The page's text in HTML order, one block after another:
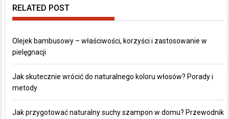
RELATED POST
Olejek bambusowy – właściwości, korzyści i zastosowanie w
pielęgnacji
Jak skutecznie wrócić do naturalnego koloru włosów? Porady i
metody
Jak przygotować naturalny suchy szampon w domu? Przewodnik